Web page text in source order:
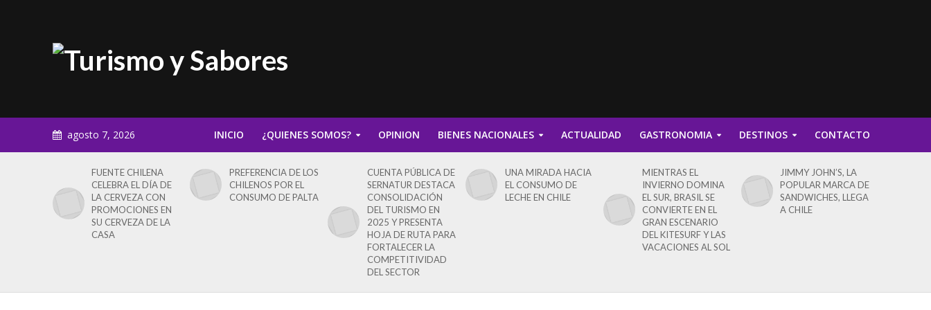
agosto 7, 2026 INICIO ¿QUIENES SOMOS? OPINION BIENES NACIONALES ACTUALIDAD GASTRONOMIA DESTINOS CONTACTO
FUENTE CHILENA
CELEBRA EL DÍA DE
LA CERVEZA CON
PROMOCIONES EN
SU CERVEZA DE LA
CASA
PREFERENCIA DE LOS
CHILENOS POR EL
CONSUMO DE PALTA
CUENTA PÚBLICA DE
SERNATUR DESTACA
CONSOLIDACIÓN
DEL TURISMO EN
2025 Y PRESENTA
HOJA DE RUTA PARA
FORTALECER LA
COMPETITIVIDAD
DEL SECTOR
UNA MIRADA HACIA
EL CONSUMO DE
LECHE EN CHILE
MIENTRAS EL
INVIERNO DOMINA
EL SUR, BRASIL SE
CONVIERTE EN EL
GRAN ESCENARIO
DEL KITESURF Y LAS
VACACIONES AL SOL
JIMMY JOHN’S, LA
POPULAR MARCA DE
SANDWICHES, LLEGA
A CHILE